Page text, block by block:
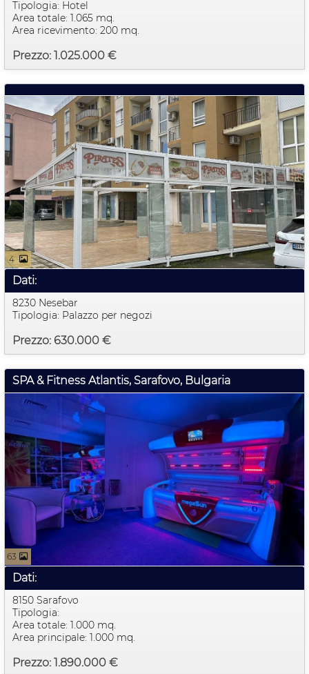
Tipologia: Hotel
Prezzo: 1.025.000 €
Area totale: 1.065 mq.
Area ricevimento: 200 mq.
4
Dati:
8230 Nesebar
Prezzo: 630.000 €
Tipologia: Palazzo per negozi
SPA & Fitness Atlantis, Sarafovo, Bulgaria
63
Dati:
8150 Sarafovo
Tipologia:
Area totale: 1.000 mq.
Area principale: 1.000 mq.
Prezzo: 1.890.000 €